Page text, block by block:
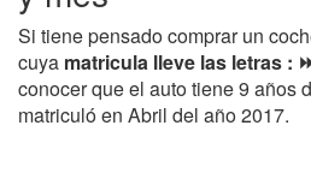
Si tiene pensado comprar un
cuya matricula lleve las letras :
conocer que el auto tiene 9 años
matriculó en Abril del año 2017.